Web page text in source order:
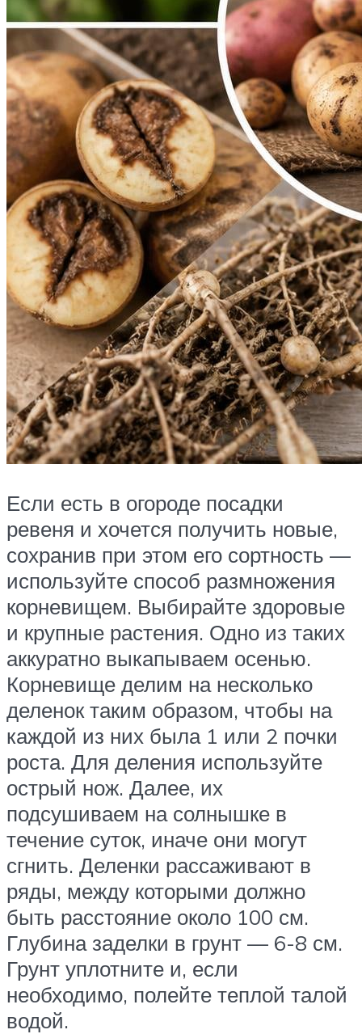
Если есть в огороде посадки
ревеня и хочется получить новые,
сохранив при этом его сортность —
используйте способ размножения
корневищем. Выбирайте здоровые
и крупные растения. Одно из таких
аккуратно выкапываем осенью.
Корневище делим на несколько
деленок таким образом, чтобы на
каждой из них была 1 или 2 почки
роста. Для деления используйте
острый нож. Далее, их
подсушиваем на солнышке в
течение суток, иначе они могут
сгнить. Деленки рассаживают в
ряды, между которыми должно
быть расстояние около 100 см.
Глубина заделки в грунт — 6-8 см.
Грунт уплотните и, если
необходимо, полейте теплой талой
водой.